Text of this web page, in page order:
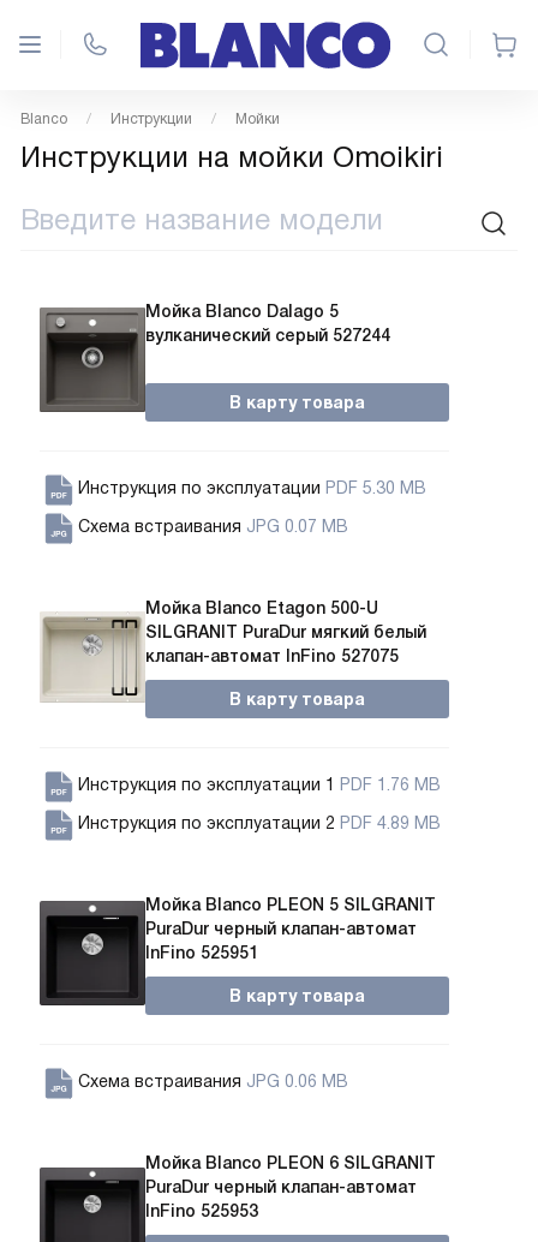
Blanco Инструкции Мойки
Инструкции на мойки Omoikiri
Мойка Blanco Dalago 5
вулканический серый 527244
В карту товара
Инструкция по эксплуатации PDF 5.30 MB
Схема встраивания JPG 0.07 MB
Мойка Blanco Etagon 500-U
SILGRANIT PuraDur мягкий белый
клапан-автомат InFino 527075
В карту товара
Инструкция по эксплуатации 1
PDF 1.76 MB
Инструкция по эксплуатации 2 PDF 4.89 MB
Мойка Blanco PLEON 5 SILGRANIT
PuraDur черный клапан-автомат
InFino 525951
В карту товара
Схема встраивания JPG 0.06 MB
Мойка Blanco PLEON 6 SILGRANIT
PuraDur черный клапан-автомат
InFino 525953